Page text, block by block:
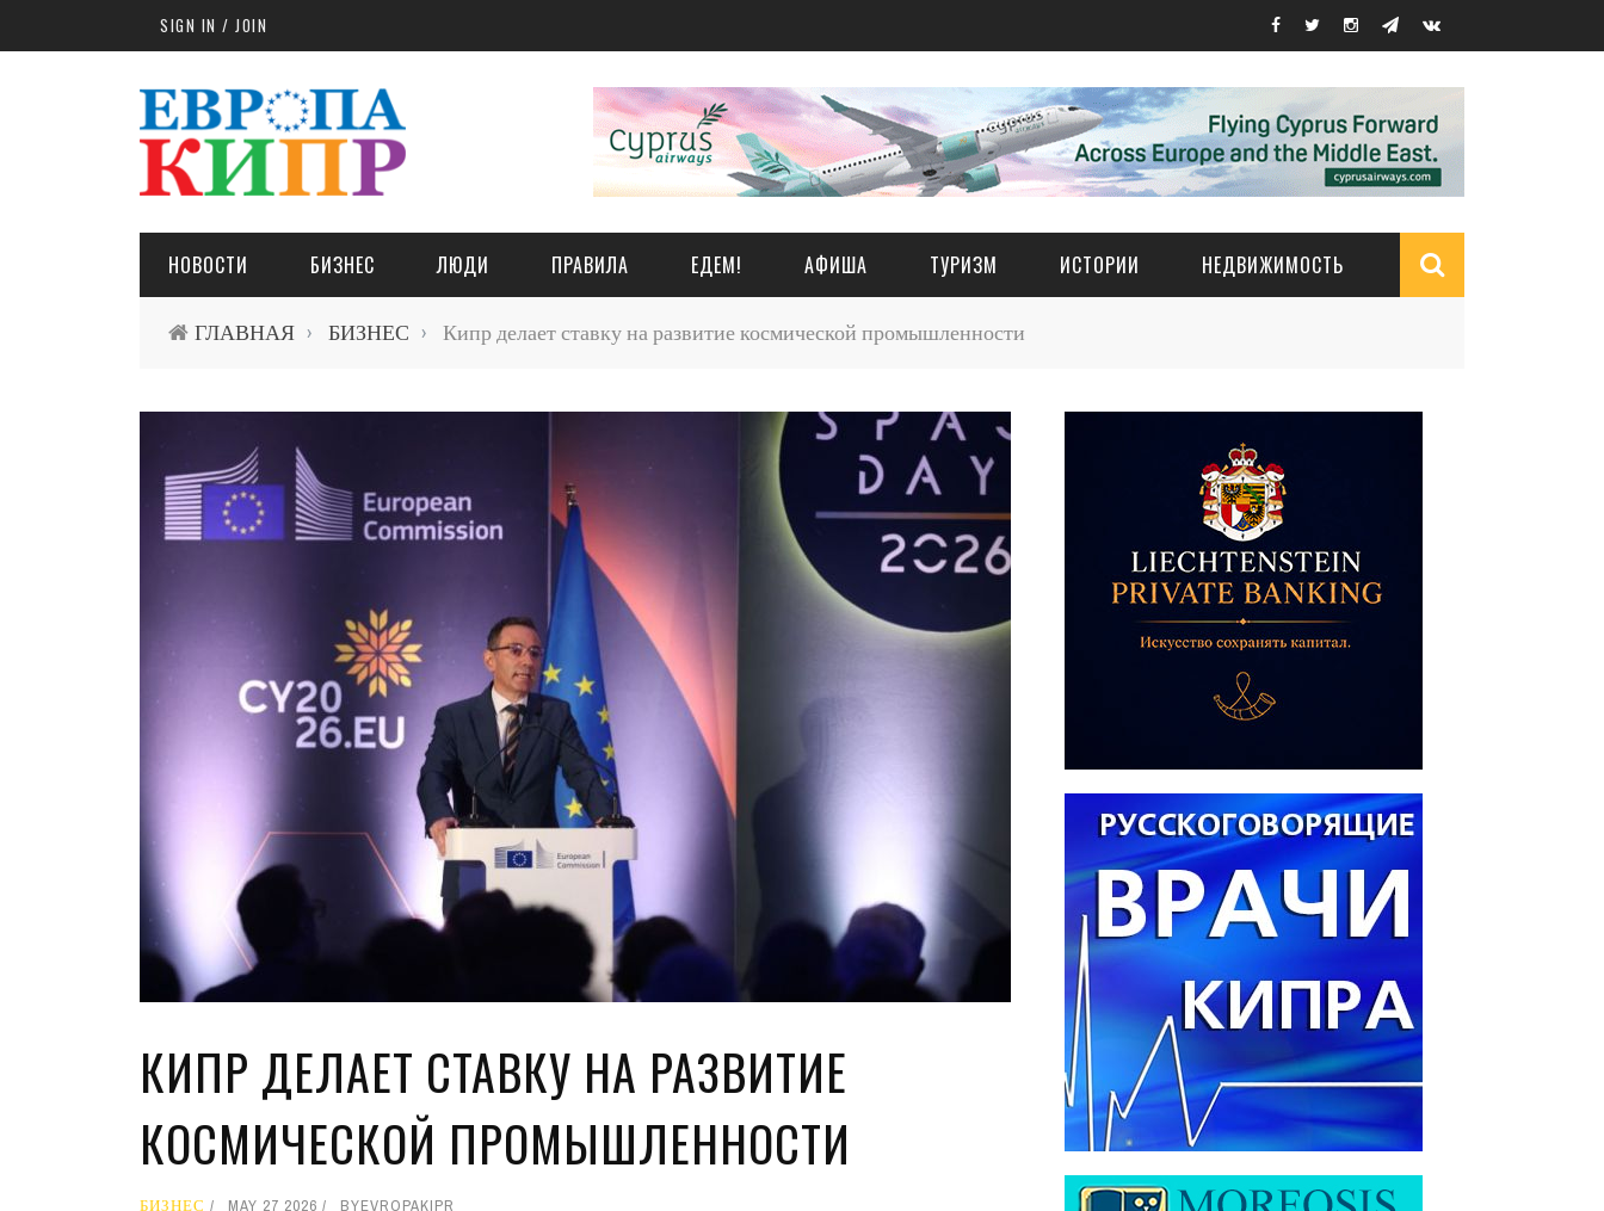
Skip to main contentSIGN IN / JOIN
НОВОСТИ БИЗНЕС ЛЮДИ ПРАВИЛА ЕДЕМ! АФИША ТУРИЗМ ИСТОРИИ НЕДВИЖИМОСТЬ
ГЛАВНАЯ › БИЗНЕС › Кипр делает ставку на развитие космической промышленности
КИПР ДЕЛАЕТ СТАВКУ НА РАЗВИТИЕ
КОСМИЧЕСКОЙ ПРОМЫШЛЕННОСТИ
БИЗНЕС MAY 27 2026 BYEVROPAKIPR